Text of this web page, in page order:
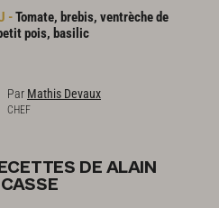
Tomate, brebis, ventrèche de
pois, basilic
Par Mathis Devaux
CHEF
DE ALAIN